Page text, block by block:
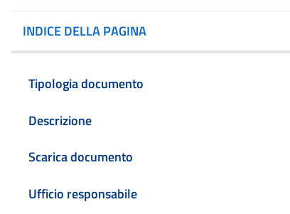
INDICE DELLA PAGINA
Tipologia documento
Descrizione
Scarica documento
Ufficio responsabile